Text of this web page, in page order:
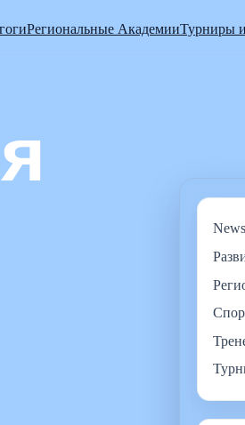
Региональные АкадемииТурниры
News